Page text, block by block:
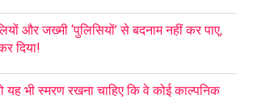
और जख्मी ‘पुलिसियों’ से बदनाम नहीं कर पाए,
दिया!
यह भी स्मरण रखना चाहिए कि वे कोई काल्पनिक